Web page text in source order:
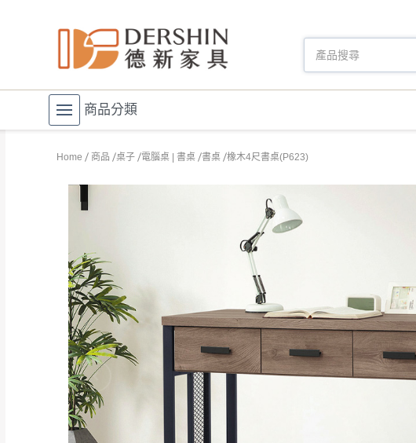
商品分類
Home 商品 桌子 電腦桌 | 書桌 書桌 橡木4尺書桌(P623)